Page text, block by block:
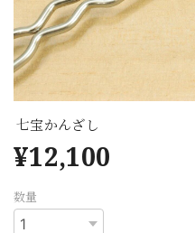
七宝かんざし
¥12,100
数量